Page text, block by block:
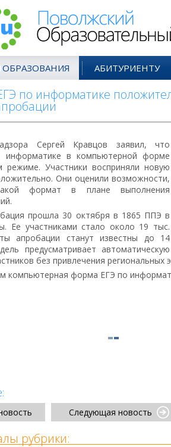
АБИТУРИЕНТУ
по информатике
Сергей Кравцов заявил, что
информатике в компьютерной форме
Участники восприняли новую
Они оценили возможности,
формат в плане выполнения
прошла 30 октября в 1865 ППЭ в
Ее участниками стало около 19 тыс.
апробации станут известны до 14
предусматривает автоматическую
без привлечения региональных
компьютерная форма ЕГЭ по
Следующая новость
рубрики: